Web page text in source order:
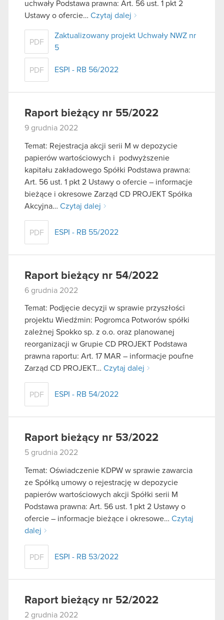
uchwały Podstawa prawna: Art. 56 ust. 1 pkt 2
Ustawy o ofercie… Czytaj dalej
PDF
Zaktualizowany projekt Uchwały NWZ nr
5
PDF ESPI - RB 56/2022
Raport bieżący nr 55/2022
9 grudnia 2022
Temat: Rejestracja akcji serii M w depozycie
papierów wartościowych i podwyższenie
kapitału zakładowego Spółki Podstawa prawna:
Art. 56 ust. 1 pkt 2 Ustawy o ofercie – informacje
bieżące i okresowe Zarząd CD PROJEKT Spółka
Akcyjna… Czytaj dalej
PDF ESPI - RB 55/2022
Raport bieżący nr 54/2022
6 grudnia 2022
Temat: Podjęcie decyzji w sprawie przyszłości
projektu Wiedźmin: Pogromca Potworów spółki
zależnej Spokko sp. z o.o. oraz planowanej
reorganizacji w Grupie CD PROJEKT Podstawa
prawna raportu: Art. 17 MAR – informacje poufne
Zarząd CD PROJEKT… Czytaj dalej
PDF ESPI - RB 54/2022
Raport bieżący nr 53/2022
5 grudnia 2022
Temat: Oświadczenie KDPW w sprawie zawarcia
ze Spółką umowy o rejestrację w depozycie
papierów wartościowych akcji Spółki serii M
Podstawa prawna: Art. 56 ust. 1 pkt 2 Ustawy o
ofercie – informacje bieżące i okresowe… Czytaj
dalej
PDF ESPI - RB 53/2022
Raport bieżący nr 52/2022
2 grudnia 2022